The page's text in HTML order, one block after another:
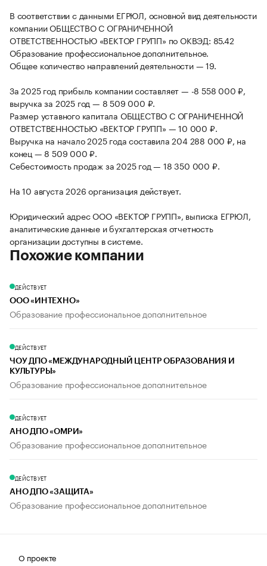
В соответствии с данными ЕГРЮЛ, основной вид деятельности
компании ОБЩЕСТВО С ОГРАНИЧЕННОЙ
ОТВЕТСТВЕННОСТЬЮ «ВЕКТОР ГРУПП» по ОКВЭД: 85.42
Образование профессиональное дополнительное.
Общее количество направлений деятельности — 19.
За 2025 год прибыль компании составляет — -8 558 000 ₽,
выручка за 2025 год — 8 509 000 ₽.
Размер уставного капитала ОБЩЕСТВО С ОГРАНИЧЕННОЙ
ОТВЕТСТВЕННОСТЬЮ «ВЕКТОР ГРУПП» — 10 000 ₽.
Выручка на начало 2025 года составила 204 288 000 ₽, на
конец — 8 509 000 ₽.
Себестоимость продаж за 2025 год — 18 350 000 ₽.
На 10 августа 2026 организация действует.
Юридический адрес ООО «ВЕКТОР ГРУПП», выписка ЕГРЮЛ,
аналитические данные и бухгалтерская отчетность
организации доступны в системе.
Похожие компании
ДЕЙСТВУЕТ
ООО «ИНТЕХНО»
Образование профессиональное дополнительное
ДЕЙСТВУЕТ
ЧОУ ДПО «МЕЖДУНАРОДНЫЙ ЦЕНТР ОБРАЗОВАНИЯ И
КУЛЬТУРЫ»
Образование профессиональное дополнительное
ДЕЙСТВУЕТ
АНО ДПО «ОМРИ»
Образование профессиональное дополнительное
ДЕЙСТВУЕТ
АНО ДПО «ЗАЩИТА»
Образование профессиональное дополнительное
О проекте